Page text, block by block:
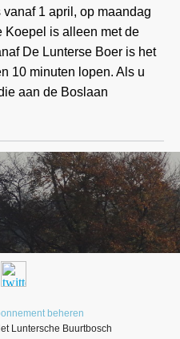
1 april, op maandag
Koepel is alleen met de
De Lunterse Boer is het
10 minuten lopen. Als u
aan de Boslaan
beheren
Luntersche Buurtbosch